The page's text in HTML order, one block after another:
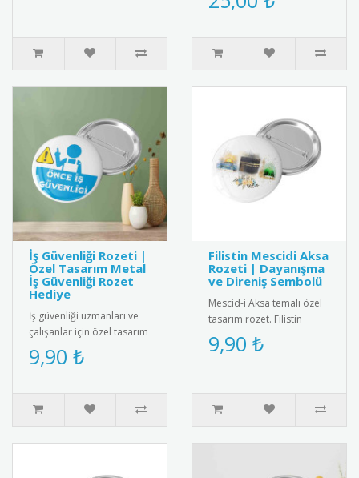
saten kokart. Milli değer..
İş Güvenliği Rozeti |
Özel Tasarım Metal
İş Güvenliği Rozet
Hediye
İş güvenliği uzmanları ve
çalışanlar için özel tasarım
metal iş güvenliği rozeti.
Yüksek kaliteli me..
9,90 ₺
Filistin Mescidi Aksa
Rozeti | Dayanışma
ve Direniş Sembolü
Mescid-i Aksa temalı özel
tasarım rozet. Filistin
dayanışmasını simgeleyen
şık ve anlamlı bir aksesu..
9,90 ₺